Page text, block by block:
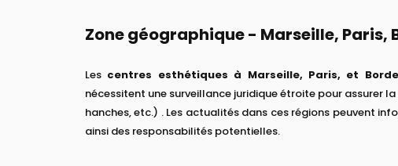
Zone géographique - Marseille, Paris,
Les centres esthétiques à Marseille, Paris, et
nécessitent une surveillance juridique étroite pour assurer
hanches, etc.) . Les actualités dans ces régions peuvent
ainsi des responsabilités potentielles.